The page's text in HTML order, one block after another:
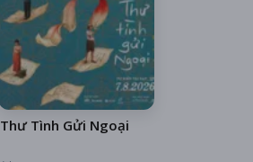
Thư Tình Gửi Ngoại